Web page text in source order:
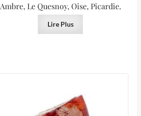
Ambre, Le Quesnoy, Oise, Picardie.
Lire Plus